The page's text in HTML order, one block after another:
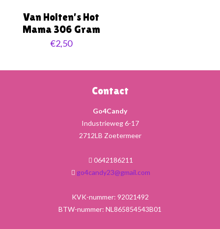
Van Holten’s Hot
Mama 306 Gram
€2,50
Contact
Go4Candy
Industrieweg 6-17
2712LB Zoetermeer
0642186211
go4candy23@gmail.com
KVK-nummer: 92021492
BTW-nummer: NL865854543B01